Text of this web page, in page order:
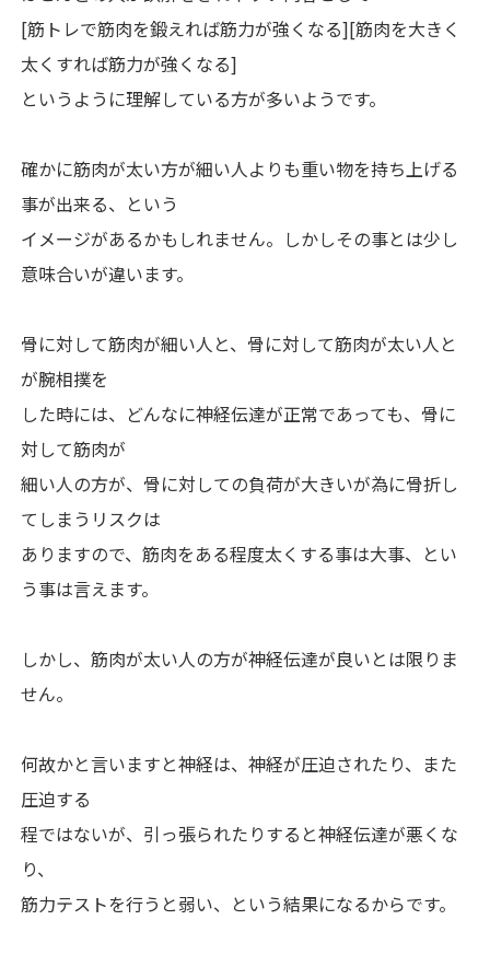
[筋トレで筋肉を鍛えれば筋力が強くなる][筋肉を大きく
太くすれば筋力が強くなる]
というように理解している方が多いようです。
確かに筋肉が太い方が細い人よりも重い物を持ち上げる
事が出来る、という
イメージがあるかもしれません。しかしその事とは少し
意味合いが違います。
骨に対して筋肉が細い人と、骨に対して筋肉が太い人と
が腕相撲を
した時には、どんなに神経伝達が正常であっても、骨に
対して筋肉が
細い人の方が、骨に対しての負荷が大きいが為に骨折し
てしまうリスクは
ありますので、筋肉をある程度太くする事は大事、とい
う事は言えます。
しかし、筋肉が太い人の方が神経伝達が良いとは限りま
せん。
何故かと言いますと神経は、神経が圧迫されたり、また
圧迫する
程ではないが、引っ張られたりすると神経伝達が悪くな
り、
筋力テストを行うと弱い、という結果になるからです。